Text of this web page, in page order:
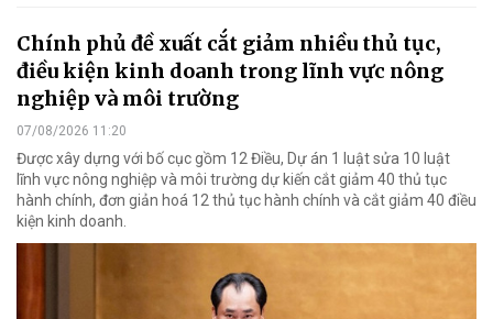
Chính phủ đề xuất cắt giảm nhiều thủ tục,
điều kiện kinh doanh trong lĩnh vực nông
nghiệp và môi trường
07/08/2026 11:20
Được xây dựng với bố cục gồm 12 Điều, Dự án 1 luật sửa 10 luật
lĩnh vực nông nghiệp và môi trường dự kiến cắt giảm 40 thủ tục
hành chính, đơn giản hoá 12 thủ tục hành chính và cắt giảm 40 điều
kiện kinh doanh.